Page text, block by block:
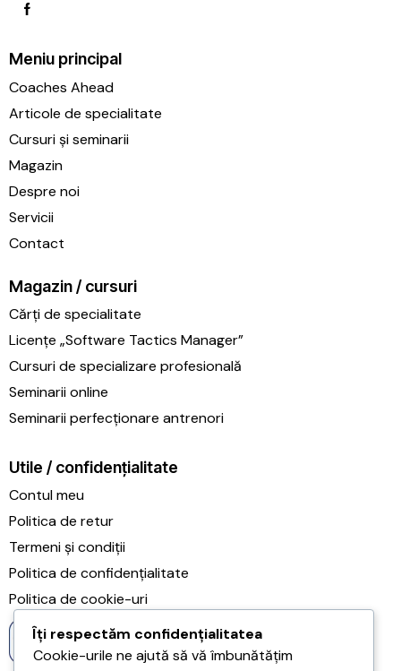
Meniu principal
Coaches Ahead
Articole de specialitate
Cursuri și seminarii
Magazin
Despre noi
Servicii
Contact
Magazin / cursuri
Cărți de specialitate
Licențe „Software Tactics Manager”
Cursuri de specializare profesională
Seminarii online
Seminarii perfecționare antrenori
Utile / confidențialitate
Contul meu
Politica de retur
Termeni și condiții
Politica de confidențialitate
Politica de cookie-uri
Îți respectăm confidențialitatea
Cookie-urile ne ajută să vă îmbunătățim